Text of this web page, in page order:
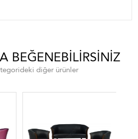
BEĞENEBILIRSINIZ
diğer ürünler